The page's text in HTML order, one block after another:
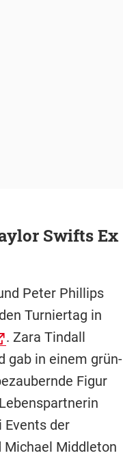
Swifts Ex
Peter Phillips
Turniertag in
. Zara Tindall
gab in einem grün-
Figur
der
Michael Middleton